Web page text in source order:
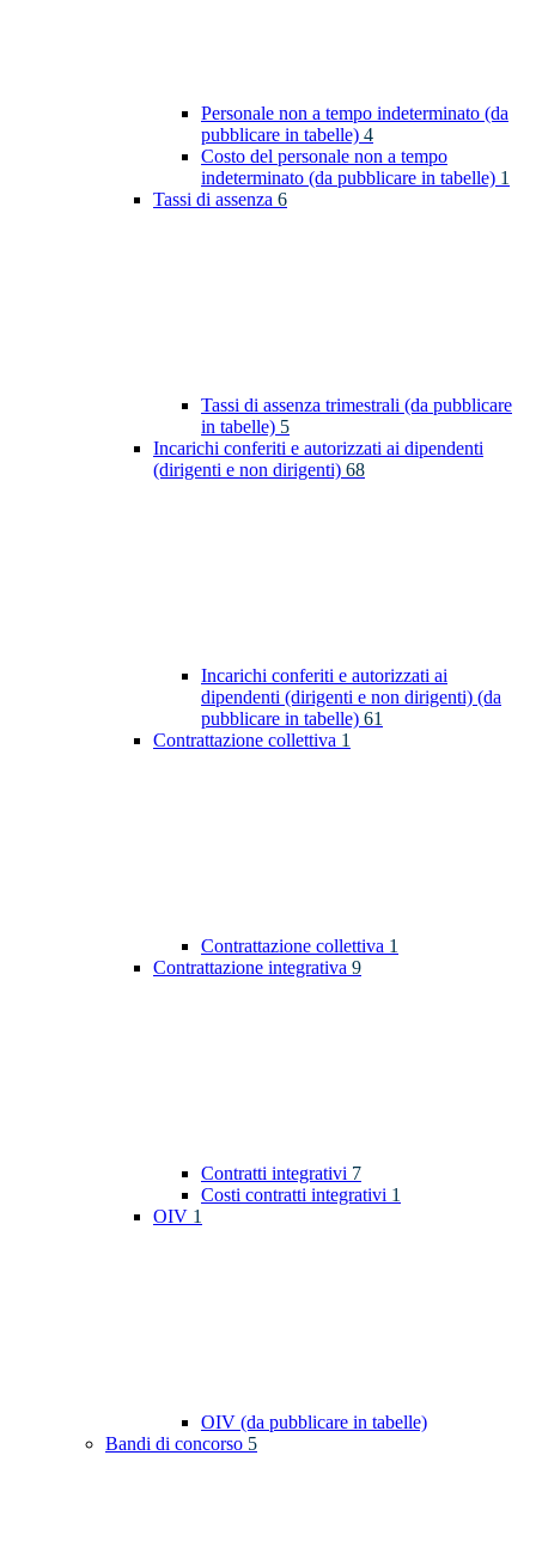
Personale non a tempo indeterminato (da
pubblicare in tabelle) 4
Costo del personale non a tempo
indeterminato (da pubblicare in tabelle) 1
Tassi di assenza 6
Tassi di assenza trimestrali (da pubblicare
in tabelle) 5
Incarichi conferiti e autorizzati ai dipendenti
(dirigenti e non dirigenti) 68
Incarichi conferiti e autorizzati ai
dipendenti (dirigenti e non dirigenti) (da
pubblicare in tabelle) 61
Contrattazione collettiva 1
Contrattazione collettiva 1
Contrattazione integrativa 9
Contratti integrativi 7
Costi contratti integrativi 1
OIV 1
OIV (da pubblicare in tabelle)
Bandi di concorso 5